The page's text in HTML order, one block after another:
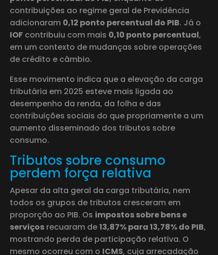
contribuições ao regime geral de Previdência
adicionaram 0,12 ponto percentual do PIB. Já o
IOF contribuiu com mais 0,10 ponto percentual,
em um contexto de mudanças sobre operações
de crédito e câmbio.
Esse movimento indica que a elevação da carga
tributária em 2025 esteve mais ligada ao
desempenho da renda, da folha e das
contribuições sociais do que propriamente a um
aumento disseminado dos tributos sobre
consumo.
Tributos sobre consumo
perdem força relativa
Apesar da alta geral da carga tributária, nem
todos os grupos de tributos cresceram em
proporção ao PIB. Os impostos sobre bens e
serviços recuaram de13,87% para 13,78% do PIB,
mostrando perda de participação relativa. O
mesmo ocorreu com o ICMS, cuja arrecadação